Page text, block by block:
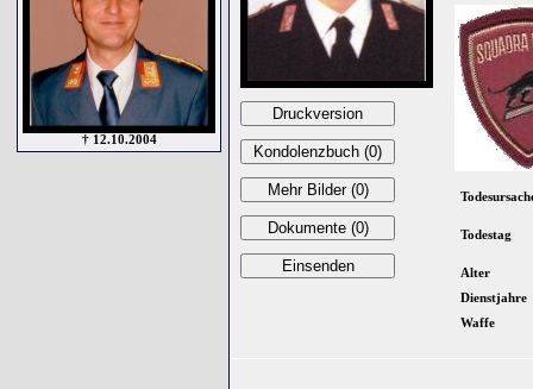
† 12.10.2004
Todestag
Alter
Dienstjahre
Waffe